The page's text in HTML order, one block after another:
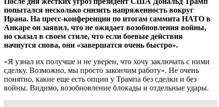
попытался несколько снизить напряженность вокруг
Ирана. На пресс-конференции по итогам саммита НАТО в
Анкаре он заявил, что не ожидает возобновления войны,
но сказал в своем стиле, что если боевые действия
начнутся снова, они «завершатся очень быстро».
«Я узнал их получше и не уверен, что хочу заключать с ними
сделку. Возможно, мы просто закончим работу». Не очень
понятно, какие еще есть опции у Трампа без сделки и без
войны. Видимо, возобновление блокады и отдельные удары.